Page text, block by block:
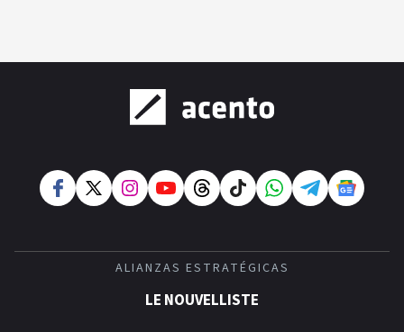
ALIANZAS ESTRATÉGICAS
LE NOUVELLISTE